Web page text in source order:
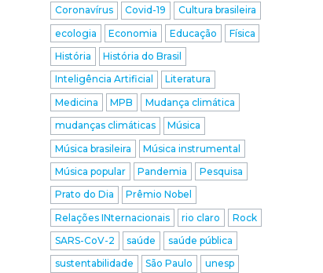
Coronavírus
Covid-19
Cultura brasileira
ecologia
Economia Educação
Física
História
História do Brasil
Inteligência Artificial
Literatura
Medicina
MPB
Mudança climática
mudanças climáticas
Música
Música brasileira
Música instrumental
Música popular
Pandemia
Pesquisa
Prato do Dia
Prêmio Nobel
Relações INternacionais
rio claro
Rock
SARS-CoV-2
saúde
saúde pública
sustentabilidade
São Paulo
unesp